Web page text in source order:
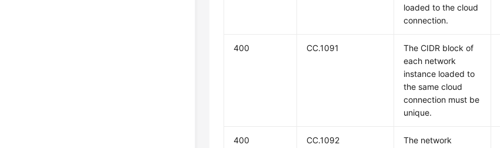
loaded to the cloud
connection.
400 CC.1091
The CIDR block of
each network
instance loaded to
the same cloud
connection must be
unique.
400 CC.1092
The network